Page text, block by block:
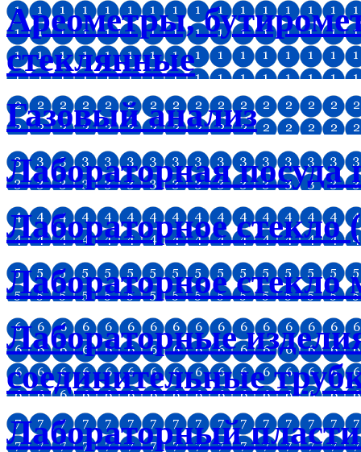
Ареометры,
стеклянные
Газовый анализ
Лабораторная посуда
Лабораторное стекло
Лабораторное стекло
Лабораторные
соединительные
Лабораторный